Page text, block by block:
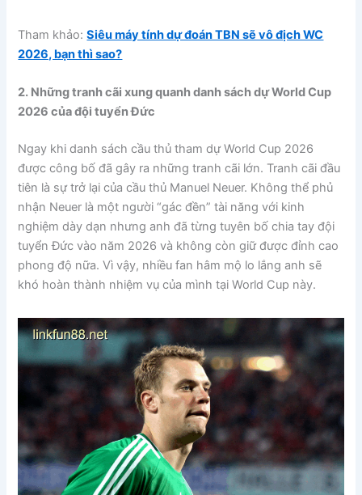
Tham khảo:Siêu máy tính dự đoán TBN sẽ vô địch WC
2026, bạn thì sao?
2. Những tranh cãi xung quanh danh sách dự World Cup
2026 của đội tuyển Đức
Ngay khi danh sách cầu thủ tham dự World Cup 2026
được công bố đã gây ra những tranh cãi lớn. Tranh cãi đầu
tiên là sự trở lại của cầu thủ Manuel Neuer. Không thể phủ
nhận Neuer là một người “gác đền” tài năng với kinh
nghiệm dày dạn nhưng anh đã từng tuyên bố chia tay đội
tuyển Đức vào năm 2026 và không còn giữ được đỉnh cao
phong độ nữa. Vì vậy, nhiều fan hâm mộ lo lắng anh sẽ
khó hoàn thành nhiệm vụ của mình tại World Cup này.